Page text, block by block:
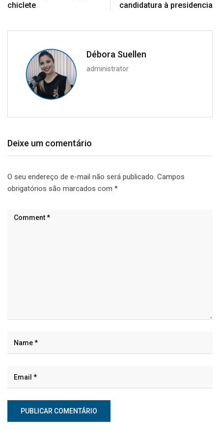
chiclete
candidatura à presidencia
Débora Suellen
administrator
Deixe um comentário
O seu endereço de e-mail não será publicado. Campos
obrigatórios são marcados com *